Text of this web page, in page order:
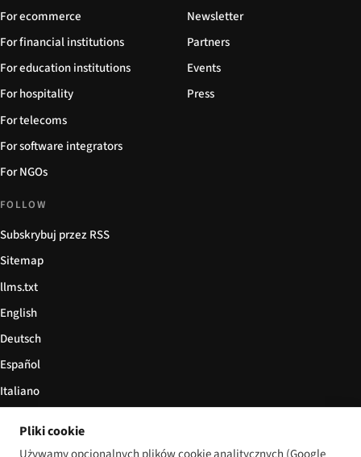
For ecommerce
For financial institutions
For education institutions
For hospitality
For telecoms
For software integrators
For NGOs
Newsletter
Partners
Events
Press
FOLLOW
Subskrybuj przez RSS
Sitemap
llms.txt
English
Deutsch
Español
Italiano
Pliki cookie